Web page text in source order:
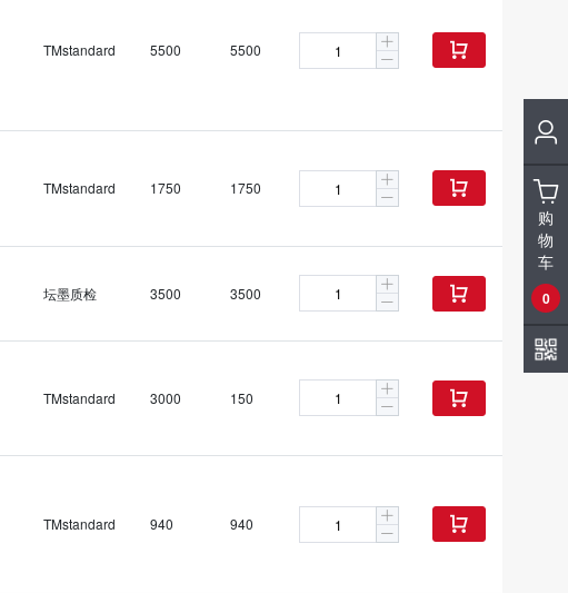
TMstandard 5500 5500 
TMstandard 1750 1750 
坛墨质检 3500 3500 
TMstandard 3000 150 
TMstandard 940 940 
购
物
车
0